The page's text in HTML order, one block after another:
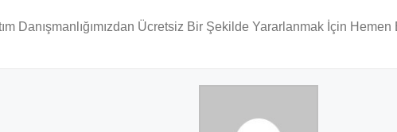
Danışmanlığımızdan Ücretsiz Bir Şekilde Yararlanmak İçin Hemen